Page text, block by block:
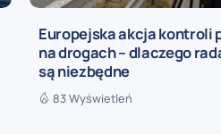
Europejska akcja kontroli
na drogach – dlaczego
są niezbędne
83 Wyświetleń